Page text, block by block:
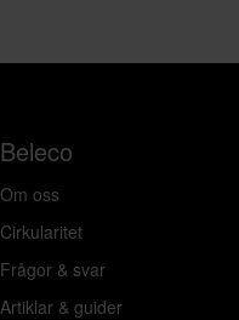
Beleco
Om oss
Cirkularitet
Frågor & svar
Artiklar & guider